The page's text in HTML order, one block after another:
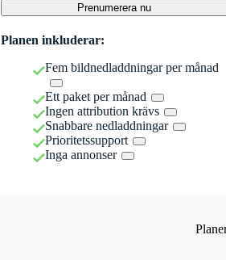
Prenumerera nu
Planen inkluderar:
Fem bildnedladdningar per månad
Ett paket per månad
Ingen attribution krävs
Snabbare nedladdningar
Prioritetssupport
Inga annonser